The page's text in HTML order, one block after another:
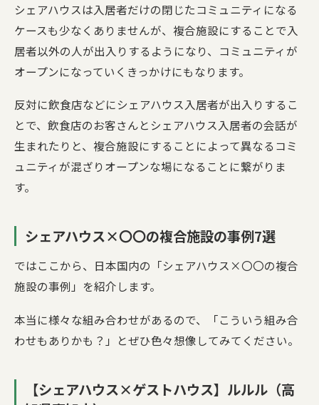
シェアハウスは入居者だけの閉じたコミュニティになる
ケースも少なくありませんが、複合施設にすることで入
居者以外の人が出入りするようになり、コミュニティが
オープンになっていくきっかけにもなります。
反対に飲食店などにシェアハウス入居者が出入りするこ
とで、飲食店のお客さんとシェアハウス入居者の会話が
生まれたりと、複合施設にすることによって異なるコミ
ュニティが混ざりオープンな場になることに繋がりま
す。
シェアハウス×〇〇の複合施設の事例7選
ではここから、日本国内の「シェアハウス×〇〇の複合
施設の事例」を紹介します。
本当に様々な組み合わせがあるので、「こういう組み合
わせもありかも？」とぜひ色々想像してみてください。
【シェアハウス×ゲストハウス】ルルル（高